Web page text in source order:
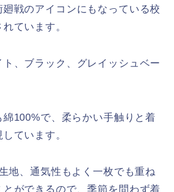
廻戦のアイコンにもなっている校
ています。
、ブラック、グレイッシュベー
綿100%で、柔らかい手触りと着
ています。
地、通気性もよく一枚でも重ね
ができるので、季節を問わず着